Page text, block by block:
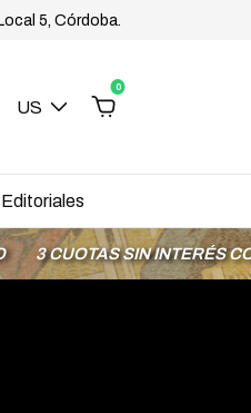
5, Córdoba.
US
0
Editoriales
INTERÉS CON MODO